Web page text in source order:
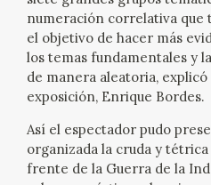
FRANCISCO DE GOYA
BIOGRAFÍA
CRONOLOGÍA
EL VIAJE DE GOYA
numeración correlativa que
el objetivo de hacer más
los temas fundamentales y
de manera aleatoria,
exposición, Enrique Bordes.
Así el espectador pudo
organizada la cruda y
frente de la Guerra de la